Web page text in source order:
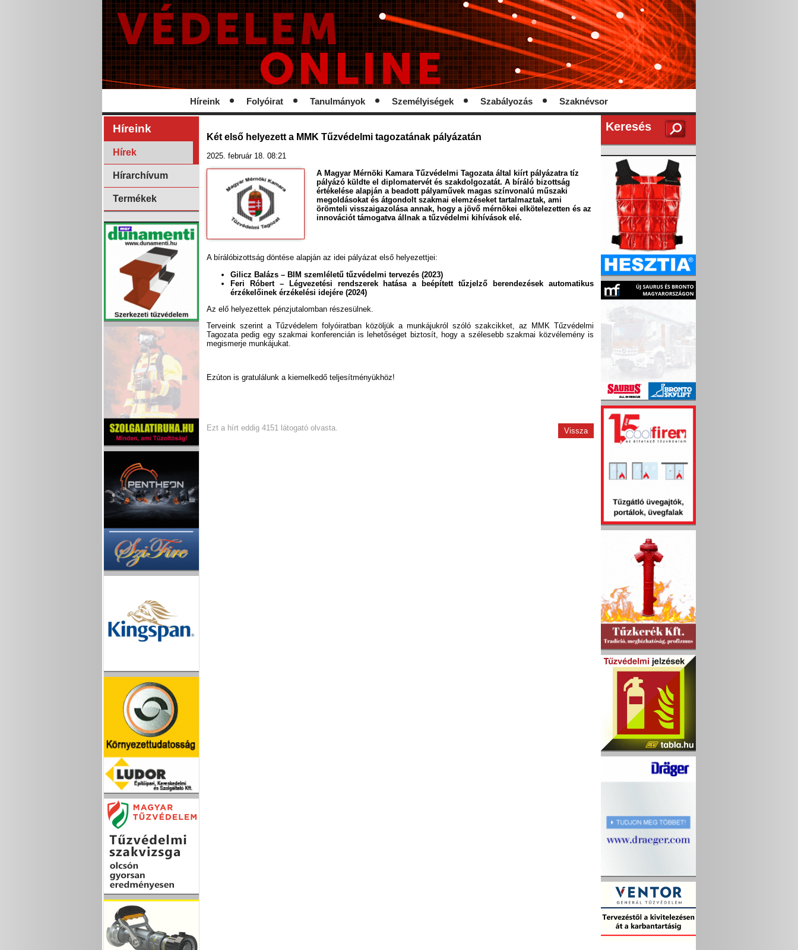
Híreink Folyóirat Tanulmányok Személyiségek Szabályozás Szaknévsor
Híreink
Hírek
Hírarchívum
Termékek
Két első helyezett a MMK Tűzvédelmi tagozatának pályázatán
2025. február 18. 08:21
A Magyar Mérnöki Kamara Tűzvédelmi Tagozata által kiírt pályázatra tíz
pályázó küldte el diplomatervét és szakdolgozatát. A bíráló bizottság
értékelése alapján a beadott pályaművek magas színvonalú műszaki
megoldásokat és átgondolt szakmai elemzéseket tartalmaztak, ami
örömteli visszaigazolása annak, hogy a jövő mérnökei elkötelezetten és az
innovációt támogatva állnak a tűzvédelmi kihívások elé.
A bírálóbizottság döntése alapján az idei pályázat első helyezettjei:
Gilicz Balázs – BIM szemléletű tűzvédelmi tervezés (2023)
Feri Róbert – Légvezetési rendszerek hatása a beépített tűzjelző berendezések automatikus
érzékelőinek érzékelési idejére (2024)
Az elő helyezettek pénzjutalomban részesülnek.
Terveink szerint a Tűzvédelem folyóiratban közöljük a munkájukról szóló szakcikket, az MMK Tűzvédelmi
Tagozata pedig egy szakmai konferencián is lehetőséget biztosít, hogy a szélesebb szakmai közvélemény is
megismerje munkájukat.
Ezúton is gratulálunk a kiemelkedő teljesítményükhöz!
Vissza
Ezt a hírt eddig 4151 látogató olvasta.
Keresés